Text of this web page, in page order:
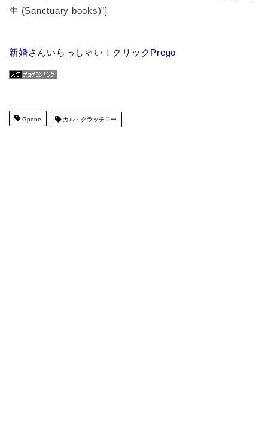
生 (Sanctuary books)”]
新婚さんいらっしゃい！クリックPrego
Gpone カル・クラッチロー